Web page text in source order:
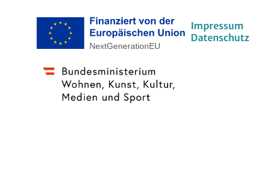
Impressum
Datenschutz